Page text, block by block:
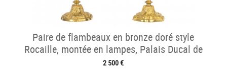
Paire de flambeaux en bronze doré style
Rocaille, montée en lampes, Palais Ducal de
Nevers vers 1820
2 500 €